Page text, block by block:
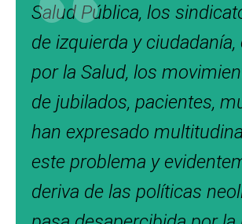
Salud Pública, los
de izquierda y ciudadanía,
por la Salud, los
de jubilados, pacientes,
han expresado
este problema y
deriva de las políticas